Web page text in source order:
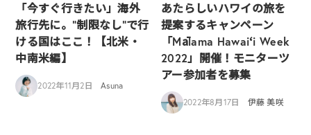
「今すぐ行きたい」海外
旅行先に。”制限なし”で行
ける国はここ！【北米・
中南米編】
2022年11月2日 Asuna
あたらしいハワイの旅を
提案するキャンペーン
「Mālama Hawaiʻi Week
2022」開催！モニターツ
アー参加者を募集
2022年8月17日 伊藤 美咲